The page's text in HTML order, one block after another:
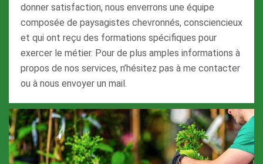
donner satisfaction, nous enverrons une équipe
composée de paysagistes chevronnés, consciencieux
et qui ont reçu des formations spécifiques pour
exercer le métier. Pour de plus amples informations à
propos de nos services, n’hésitez pas à me contacter
ou à nous envoyer un mail.